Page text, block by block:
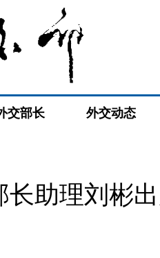
交部长 外交动态
长助理刘彬